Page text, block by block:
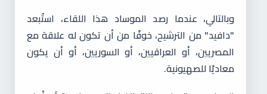
وبالتالي، عندما رصد الموساد هذا اللقاء، استُبعد
"دافيد" من الترشيح، خوفًا من أن تكون له علاقة مع
المصريين، أو العراقيين، أو السوريين، أو أن يكون
معاديًا للصهيونية.